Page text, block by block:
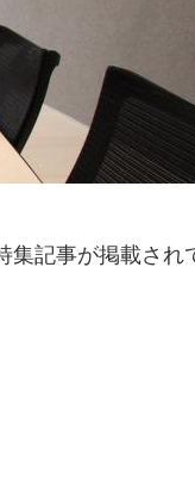
記事が掲載され